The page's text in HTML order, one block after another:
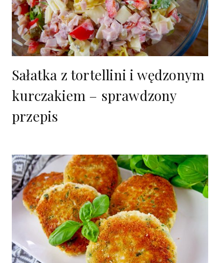
Sałatka z tortellini i wędzonym
kurczakiem – sprawdzony
przepis